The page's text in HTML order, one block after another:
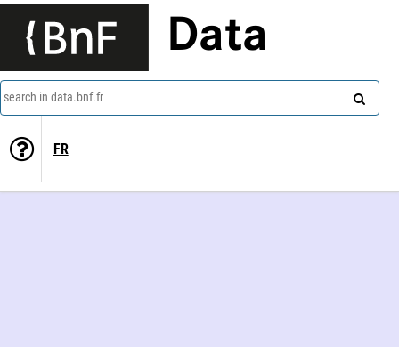
Data
search in data.bnf.fr
FR